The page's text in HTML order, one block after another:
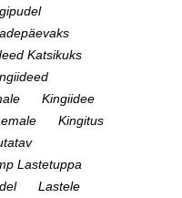
Katsikuks
Kingiidee
Kingitus
Lastetuppa
Lastele